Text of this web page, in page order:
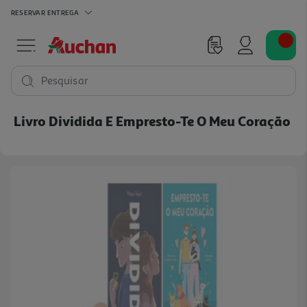
RESERVAR ENTREGA
Pesquisar
Livro Dividida E Empresto-Te O Meu Coração